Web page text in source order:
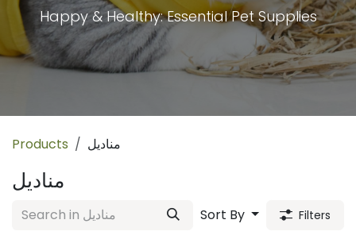
Happy & Healthy: Essential Pet Supplies
Products مناديل
مناديل
Sort By Filters